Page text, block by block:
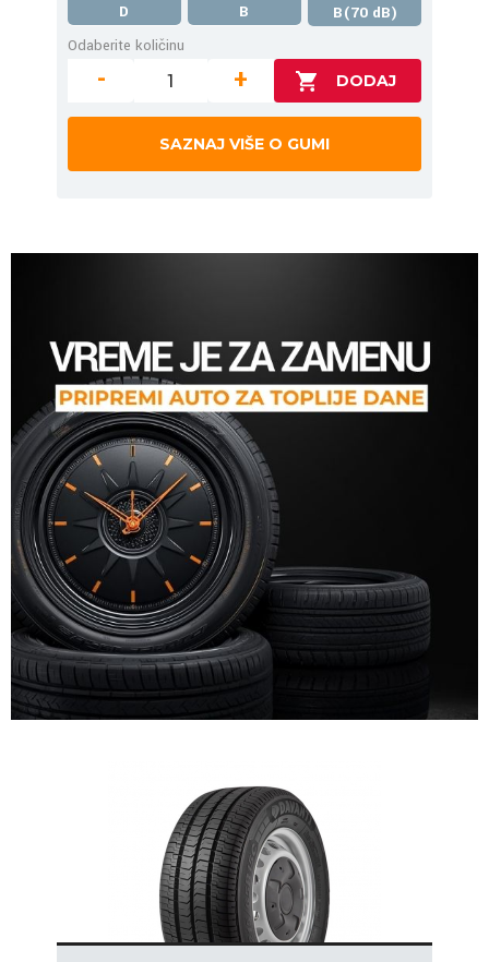
D B
B(70 dB)
Odaberite količinu
- +
SAZNAJ VIŠE O GUMI